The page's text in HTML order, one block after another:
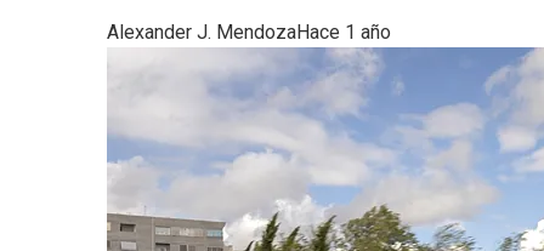
Alexander J. MendozaHace 1 año